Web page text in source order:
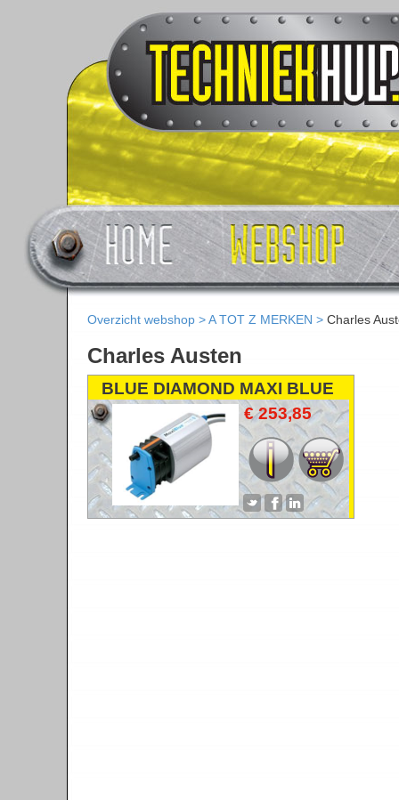
Overzicht webshop >A TOT Z MERKEN > Charles
Charles Austen
BLUE DIAMOND MAXI BLUE
CONDENSWATERPOMP
€ 253,85